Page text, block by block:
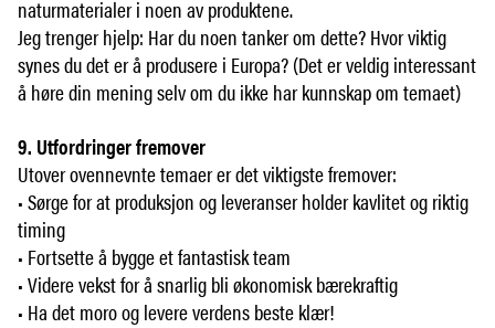
naturmaterialer i noen av produktene.
Jeg trenger hjelp: Har du noen tanker om dette? Hvor viktig
synes du det er å produsere i Europa? (Det er veldig interessant
å høre din mening selv om du ikke har kunnskap om temaet)
9. Utfordringer fremover
Utover ovennevnte temaer er det viktigste fremover:
• Sørge for at produksjon og leveranser holder kavlitet og riktig
timing
• Fortsette å bygge et fantastisk team
• Videre vekst for å snarlig bli økonomisk bærekraftig
• Ha det moro og levere verdens beste klær!